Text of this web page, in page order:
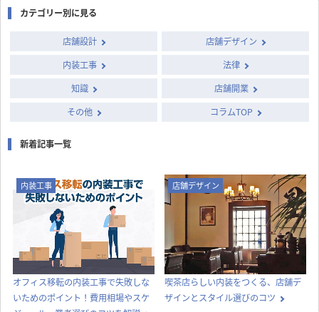
カテゴリー別に見る
店舗設計
店舗デザイン
内装工事
法律
知識
店舗開業
その他
コラムTOP
新着記事一覧
内装工事
オフィス移転の内装工事で失敗しな
いためのポイント！費用相場やスケ
店舗デザイン
喫茶店らしい内装をつくる、店舗デ
ザインとスタイル選びのコツ